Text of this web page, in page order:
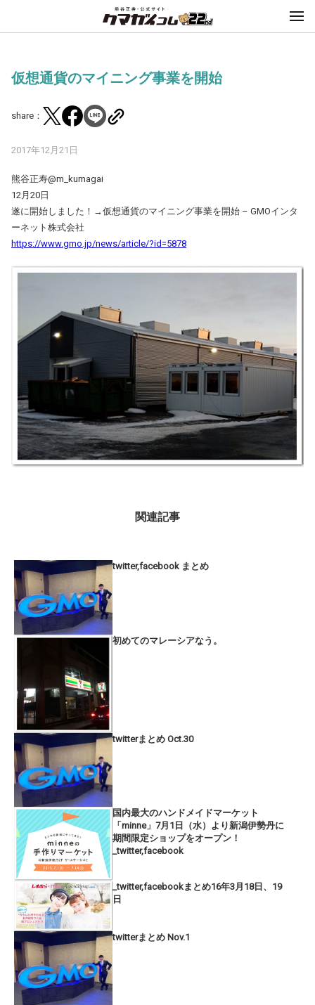
仮想通貨のマイニング事業を開始
share：
2017年12月21日
熊谷正寿‏@m_kumagai
12月20日
遂に開始しました！→仮想通貨のマイニング事業を開始 – GMOインタ
ーネット株式会社
https://www.gmo.jp/news/article/?id=5878
関連記事
twitter,facebook まとめ
初めてのマレーシアなう。
twitterまとめ Oct.30
国内最大のハンドメイドマーケット
「minne」7月1日（水）より新潟伊勢丹に
期間限定ショップをオープン！
_twitter,facebook
_twitter,facebookまとめ16年3月18日、19
日
twitterまとめ Nov.1